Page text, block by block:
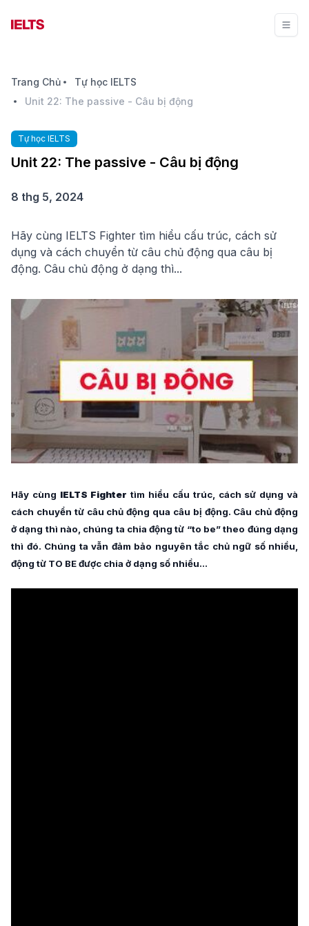
Trang Chủ
Tự học IELTS
Unit 22: The passive - Câu bị động
Tự học IELTS
Unit 22: The passive - Câu bị động
8 thg 5, 2024
Hãy cùng IELTS Fighter tìm hiểu cấu trúc, cách sử
dụng và cách chuyển từ câu chủ động qua câu bị
động. Câu chủ động ở dạng thì...
Hãy cùng IELTS Fighter tìm hiểu cấu trúc, cách sử dụng và
cách chuyển từ câu chủ động qua câu bị động. Câu chủ động
ở dạng thì nào, chúng ta chia động từ “to be” theo đúng dạng
thì đó. Chúng ta vẫn đảm bảo nguyên tắc chủ ngữ số nhiều,
động từ TO BE được chia ở dạng số nhiều...